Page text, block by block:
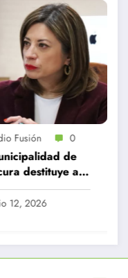
Radio Fusión
Delincuentes
joven que
defender a su